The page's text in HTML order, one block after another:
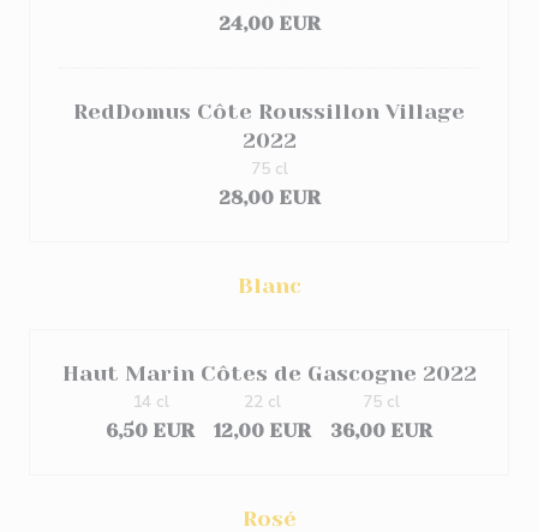
24,00 EUR
RedDomus Côte Roussillon Village
2022
28,00 EUR
75 cl
Blanc
Haut Marin Côtes de Gascogne 2022
6,50 EUR
14 cl
12,00 EUR
22 cl
36,00 EUR
75 cl
Rosé